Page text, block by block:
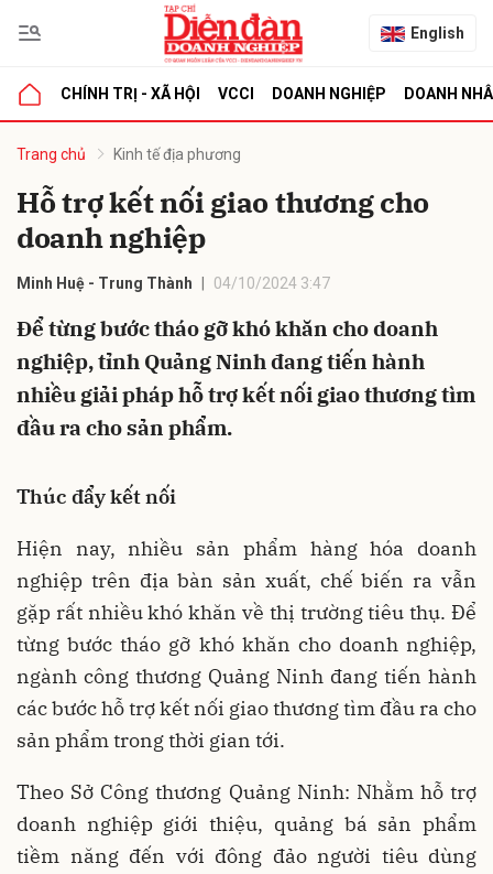
English
CHÍNH TRỊ - XÃ HỘI VCCI DOANH NGHIỆP DOANH
Trang chủ Kinh tế địa phương
Hỗ trợ kết nối giao thương cho
doanh nghiệp
Minh Huệ - Trung Thành 04/10/2024 3:47
Để từng bước tháo gỡ khó khăn cho doanh
nghiệp, tỉnh Quảng Ninh đang tiến hành
nhiều giải pháp hỗ trợ kết nối giao thương tìm
đầu ra cho sản phẩm.
Thúc đẩy kết nối
Hiện nay, nhiều sản phẩm hàng hóa doanh
nghiệp trên địa bàn sản xuất, chế biến ra vẫn
gặp rất nhiều khó khăn về thị trường tiêu thụ. Để
từng bước tháo gỡ khó khăn cho doanh nghiệp,
ngành công thương Quảng Ninh đang tiến hành
các bước hỗ trợ kết nối giao thương tìm đầu ra cho
sản phẩm trong thời gian tới.
Theo Sở Công thương Quảng Ninh: Nhằm hỗ trợ
doanh nghiệp giới thiệu, quảng bá sản phẩm
tiềm năng đến với đông đảo người tiêu dùng
luận
Hủy